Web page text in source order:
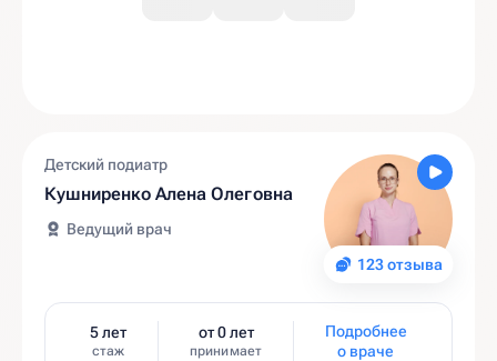
123 отзыва
Детский подиатр
Кушниренко Алена Олеговна
Ведущий врач
5 лет
стаж
от 0 лет
принимает
Подробнее
о враче